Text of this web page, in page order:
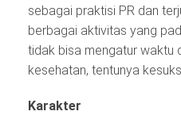
sebagai praktisi PR dan
berbagai aktivitas yang
tidak bisa mengatur waktu
kesehatan, tentunya
Karakter